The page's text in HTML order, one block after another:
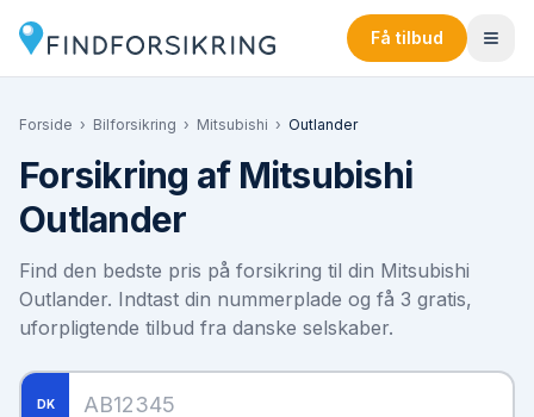
Få tilbud
Forside › Bilforsikring › Mitsubishi › Outlander
Forsikring af Mitsubishi
Outlander
Find den bedste pris på forsikring til din Mitsubishi
Outlander. Indtast din nummerplade og få 3 gratis,
uforpligtende tilbud fra danske selskaber.
DK